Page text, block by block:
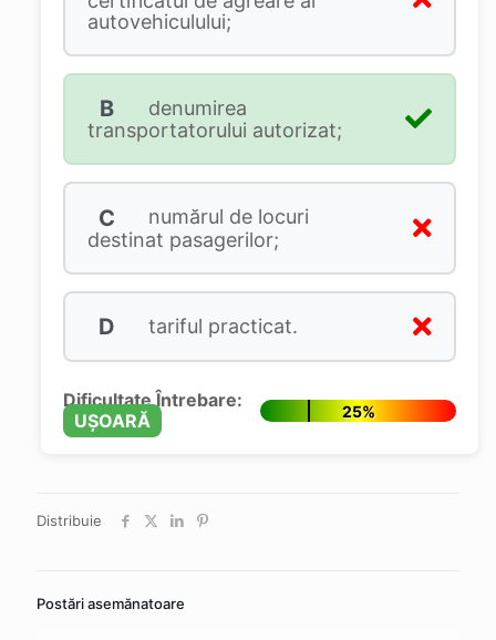
autovehiculului;
B
denumirea
transportatorului autorizat;
C
numărul de locuri
destinat pasagerilor;
D tariful practicat.
Dificultate Întrebare:
UȘOARĂ
25%
Distribuie
Postări asemănatoare